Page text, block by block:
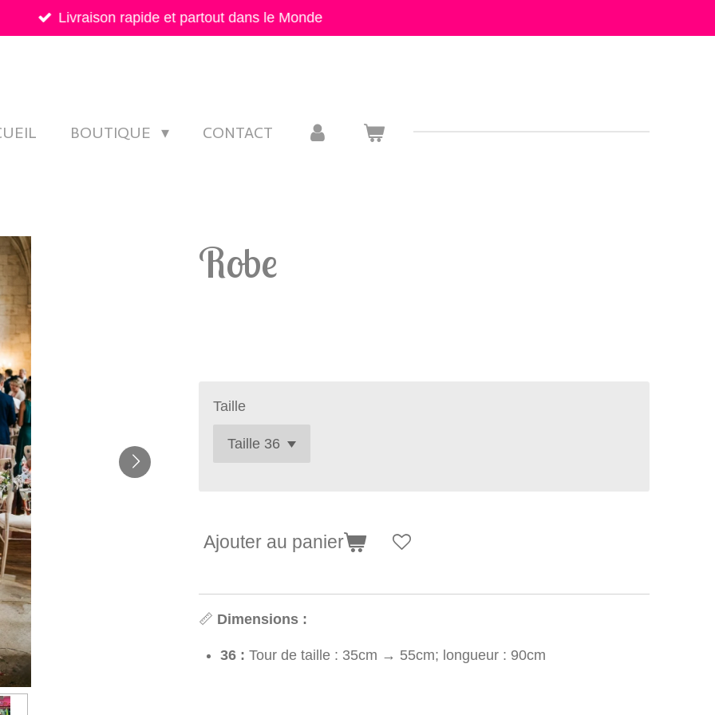
Livraison rapide et partout dans le Monde
BOUTIQUE CONTACT
Robe
Taille
Ajouter au panier
📏 Dimensions :
36 : Tour de taille : 35cm → 55cm; longueur : 90cm